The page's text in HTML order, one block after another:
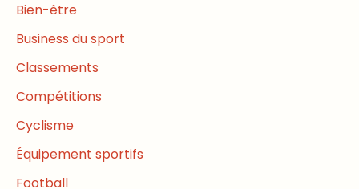
Bien-être
Business du sport
Classements
Compétitions
Cyclisme
Équipement sportifs
Football